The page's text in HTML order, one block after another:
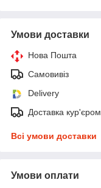
Умови доставки
Нова Пошта
Самовивіз
Delivery
Доставка кур'єром
Всі умови доставки
Умови оплати